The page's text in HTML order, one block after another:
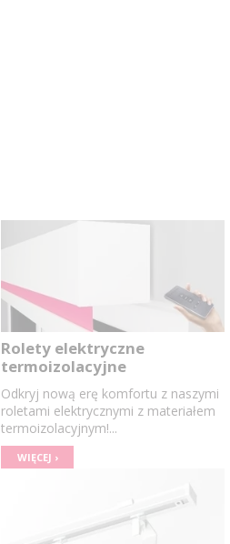
Rolety elektryczne
termoizolacyjne
Odkryj nową erę komfortu z naszymi
roletami elektrycznymi z materiałem
termoizolacyjnym!...
WIĘCEJ ›